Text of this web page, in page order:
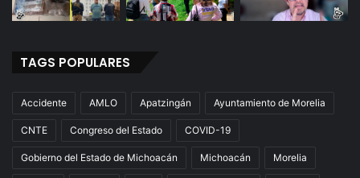
TAGS POPULARES
Accidente AMLO Apatzingán Ayuntamiento de Morelia
CNTE Congreso del Estado COVID-19
Gobierno del Estado de Michoacán Michoacán Morelia